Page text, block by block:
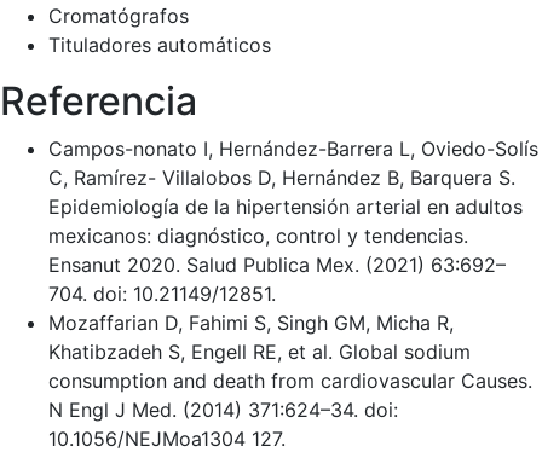
Cromatógrafos
Tituladores automáticos
Referencia
Campos-nonato I, Hernández-Barrera L, Oviedo-Solís
C, Ramírez- Villalobos D, Hernández B, Barquera S.
Epidemiología de la hipertensión arterial en adultos
mexicanos: diagnóstico, control y tendencias.
Ensanut 2020. Salud Publica Mex. (2021) 63:692–
704. doi: 10.21149/12851.
Mozaffarian D, Fahimi S, Singh GM, Micha R,
Khatibzadeh S, Engell RE, et al. Global sodium
consumption and death from cardiovascular Causes.
N Engl J Med. (2014) 371:624–34. doi:
10.1056/NEJMoa1304 127.